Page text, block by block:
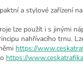
a stylové zařízení na
lze použít i s jinými
nahřívacího trnu.
https://
https://